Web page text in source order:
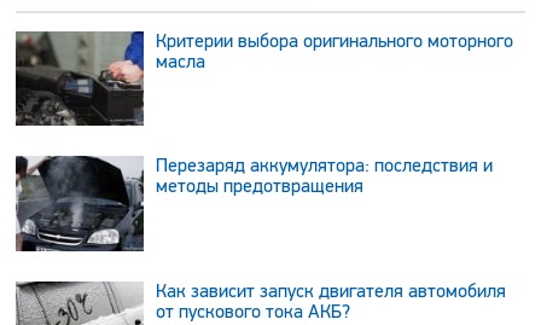
Критерии выбора оригинального моторного
масла
Перезаряд аккумулятора: последствия и
методы предотвращения
Как зависит запуск двигателя автомобиля
от пускового тока АКБ?